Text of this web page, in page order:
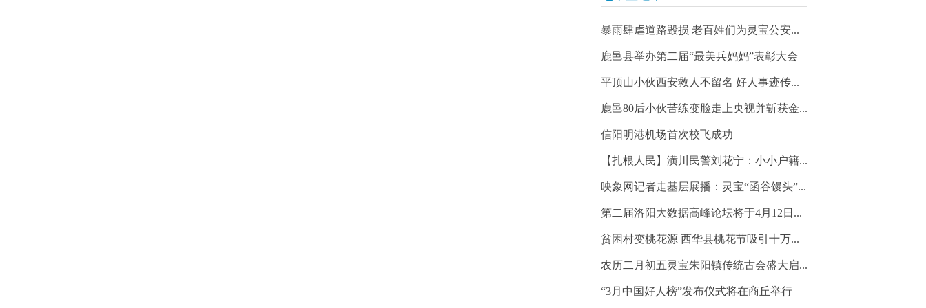
暴雨肆虐道路毁损 老百姓们为灵宝公安...
鹿邑县举办第二届“最美兵妈妈”表彰大会
平顶山小伙西安救人不留名 好人事迹传...
鹿邑80后小伙苦练变脸走上央视并斩获金...
信阳明港机场首次校飞成功
【扎根人民】潢川民警刘花宁：小小户籍...
映象网记者走基层展播：灵宝“函谷馒头”...
第二届洛阳大数据高峰论坛将于4月12日...
贫困村变桃花源 西华县桃花节吸引十万...
农历二月初五灵宝朱阳镇传统古会盛大启...
“3月中国好人榜”发布仪式将在商丘举行